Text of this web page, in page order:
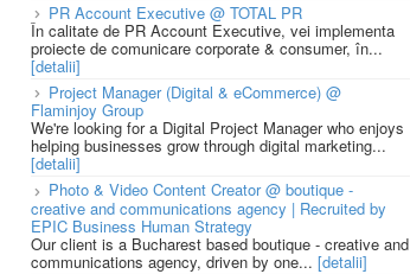
PR Account Executive @ TOTAL PR
În calitate de PR Account Executive, vei implementa
proiecte de comunicare corporate & consumer, în...
[detalii]
Project Manager (Digital & eCommerce) @
Flaminjoy Group
We're looking for a Digital Project Manager who enjoys
helping businesses grow through digital marketing...
[detalii]
Photo & Video Content Creator @ boutique -
creative and communications agency | Recruited by
EPIC Business Human Strategy
Our client is a Bucharest based boutique - creative and
communications agency, driven by one... [detalii]